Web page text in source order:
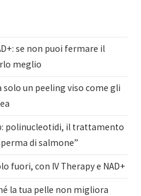
se non puoi fermare il
meglio
solo un peeling viso come gli
polinucleotidi, il trattamento
di salmone”
fuori, con IV Therapy e NAD+
la tua pelle non migliora